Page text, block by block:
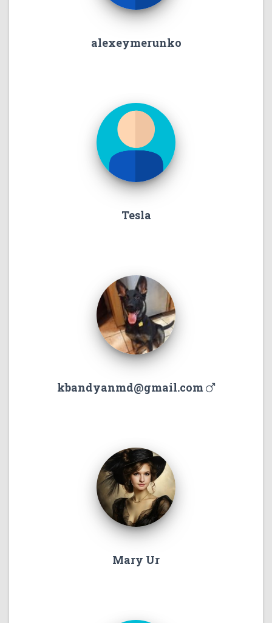
alexeymerunko
Tesla
kbandyanmd@gmail.com
Mary Ur